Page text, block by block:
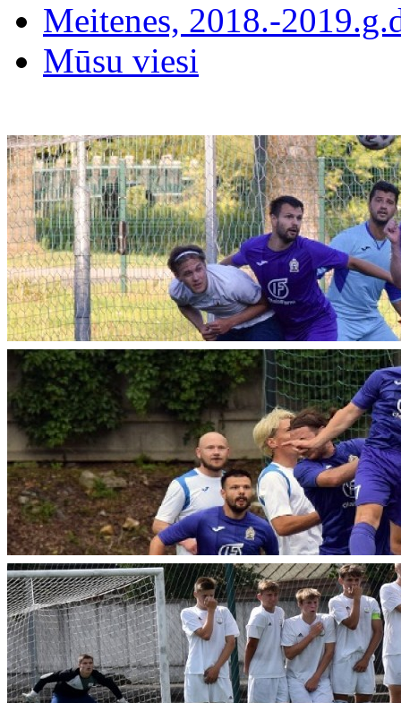
Meitenes, 2018.-
Mūsu viesi